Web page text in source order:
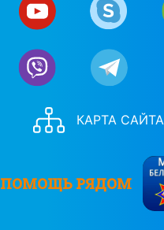
КАРТА САЙТА
ПОМОЩЬ РЯДОМ